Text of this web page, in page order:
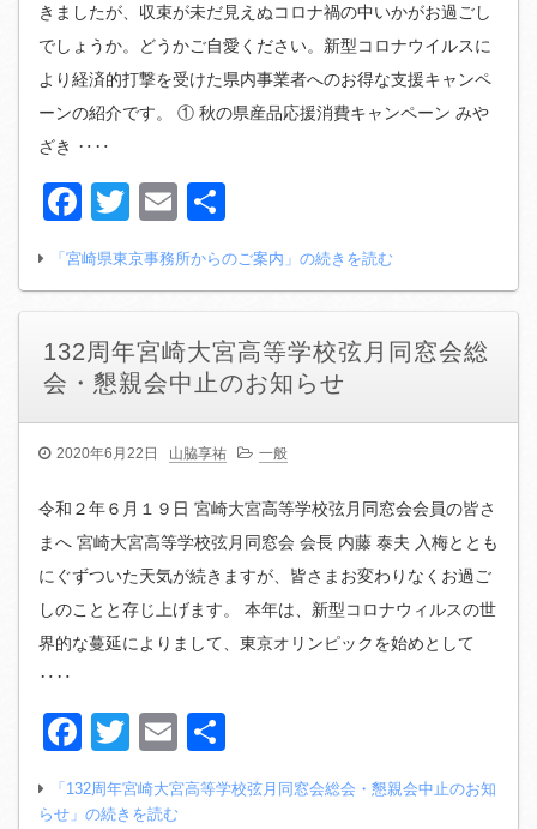
きましたが、収束が未だ見えぬコロナ禍の中いかがお過ごし
でしょうか。どうかご自愛ください。新型コロナウイルスに
より経済的打撃を受けた県内事業者へのお得な支援キャンペ
ーンの紹介です。 ① 秋の県産品応援消費キャンペーン みや
ざき ‥‥
Facebook
Twitter
Email
有
「宮崎県東京事務所からのご案内」の続きを読む
132周年宮崎大宮高等学校弦月同窓会総
会・懇親会中止のお知らせ
2020年6月22日 山脇享祐 一般
令和２年６月１９日 宮崎大宮高等学校弦月同窓会会員の皆さ
まへ 宮崎大宮高等学校弦月同窓会 会長 内藤 泰夫 入梅ととも
にぐずついた天気が続きますが、皆さまお変わりなくお過ご
しのことと存じ上げます。 本年は、新型コロナウィルスの世
界的な蔓延によりまして、東京オリンピックを始めとして
‥‥
Facebook
TwitterEmail
有
「132周年宮崎大宮高等学校弦月同窓会総会・懇親会中止のお知
らせ」の続きを読む